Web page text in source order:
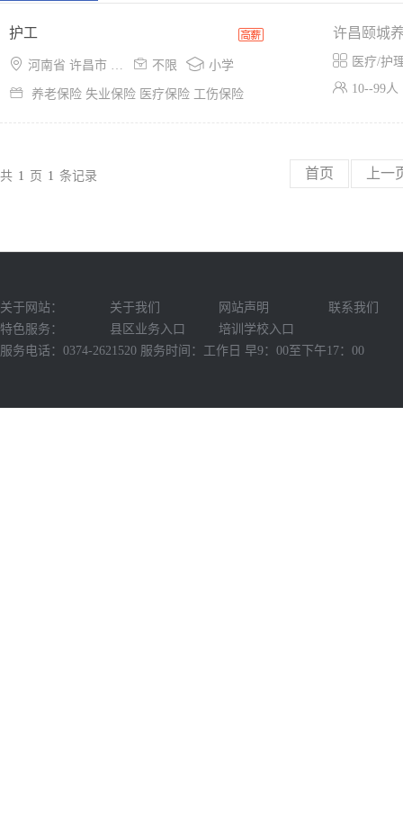
护工
 河南省 许昌市 魏都区  不限  小学
 养老保险 失业保险 医疗保险 工伤保险
许昌颐城
 医疗/护
 10--99人
共 1 页 1 条记录 首页 上一
关于网站： 关于我们 网站声明
联系我们
特色服务：
县区业务入口
培训学校入口
服务电话：0374-2621520 服务时间：工作日 早9：00至下午17：00